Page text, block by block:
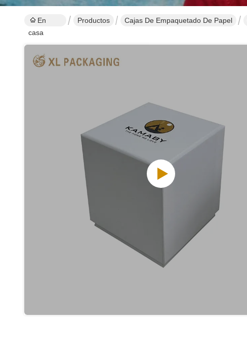
En
casa
Productos Cajas De Empaquetado De Papel